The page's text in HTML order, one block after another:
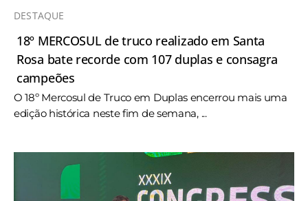
DESTAQUE
18º MERCOSUL de truco realizado em Santa
Rosa bate recorde com 107 duplas e consagra
campeões
O 18º Mercosul de Truco em Duplas encerrou mais uma
edição histórica neste fim de semana, ...